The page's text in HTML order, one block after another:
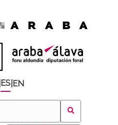
ES EN